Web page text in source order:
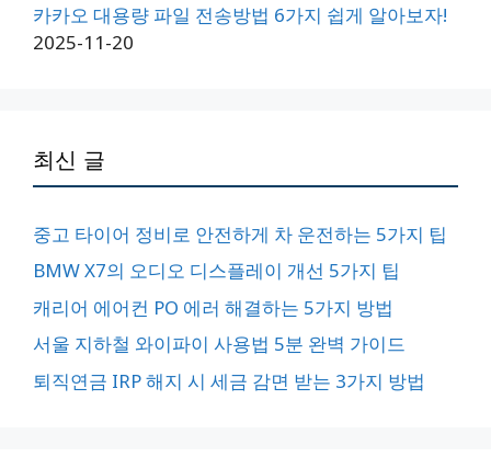
카카오 대용량 파일 전송방법 6가지 쉽게 알아보자!
2025-11-20
최신 글
중고 타이어 정비로 안전하게 차 운전하는 5가지 팁
BMW X7의 오디오 디스플레이 개선 5가지 팁
캐리어 에어컨 PO 에러 해결하는 5가지 방법
서울 지하철 와이파이 사용법 5분 완벽 가이드
퇴직연금 IRP 해지 시 세금 감면 받는 3가지 방법